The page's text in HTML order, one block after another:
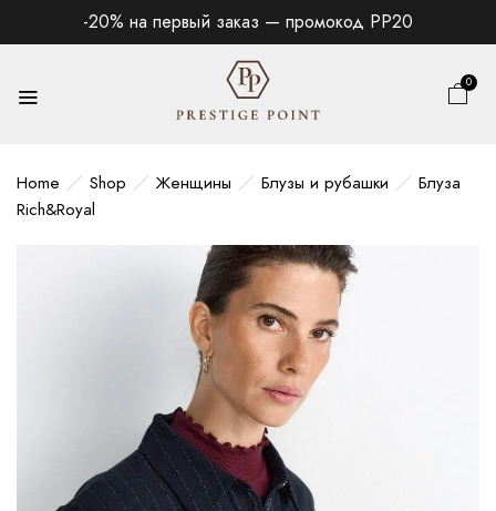
-20% на первый заказ — промокод PP20
0
Home Shop Женщины Блузы и рубашки
Блуза
Rich&Royal